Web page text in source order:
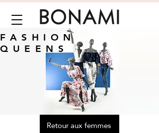
FASHION
QUEENS
Retour aux femmes